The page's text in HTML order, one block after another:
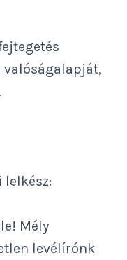
valóságalapját,
lelkész:
Mély
levélírónk